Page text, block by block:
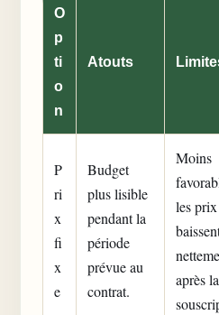
O
p
ti
o
n
Atouts
P
ri
x
fi
x
e
Budget
plus lisible
pendant la
période
prévue au
contrat.
Moins
les prix
après la